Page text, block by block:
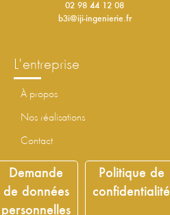
02 98 44 12 08
b3i@iji-ingenierie.fr
l'entreprise
à propos
nos réalisations
contact
découvrir le groupe
Demande
de données
personnelles
Politique de
confidentialité